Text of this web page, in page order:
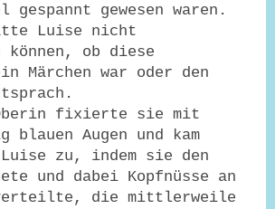
gespannt gewesen waren.
Luise nicht
können, ob diese
Märchen war oder den
fixierte sie mit
blauen Augen und kam
Luise zu, indem sie den
und dabei Kopfnüsse an
die mittlerweile